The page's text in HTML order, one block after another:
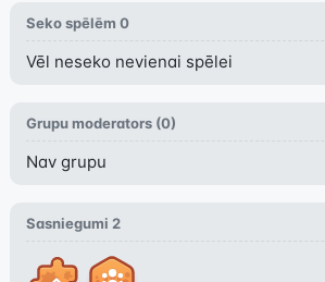
Seko spēlēm 0
Vēl neseko nevienai spēlei
Grupu moderators (0)
Nav grupu
Sasniegumi 2